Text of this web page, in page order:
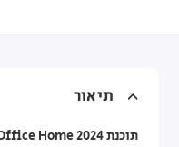
תיאור